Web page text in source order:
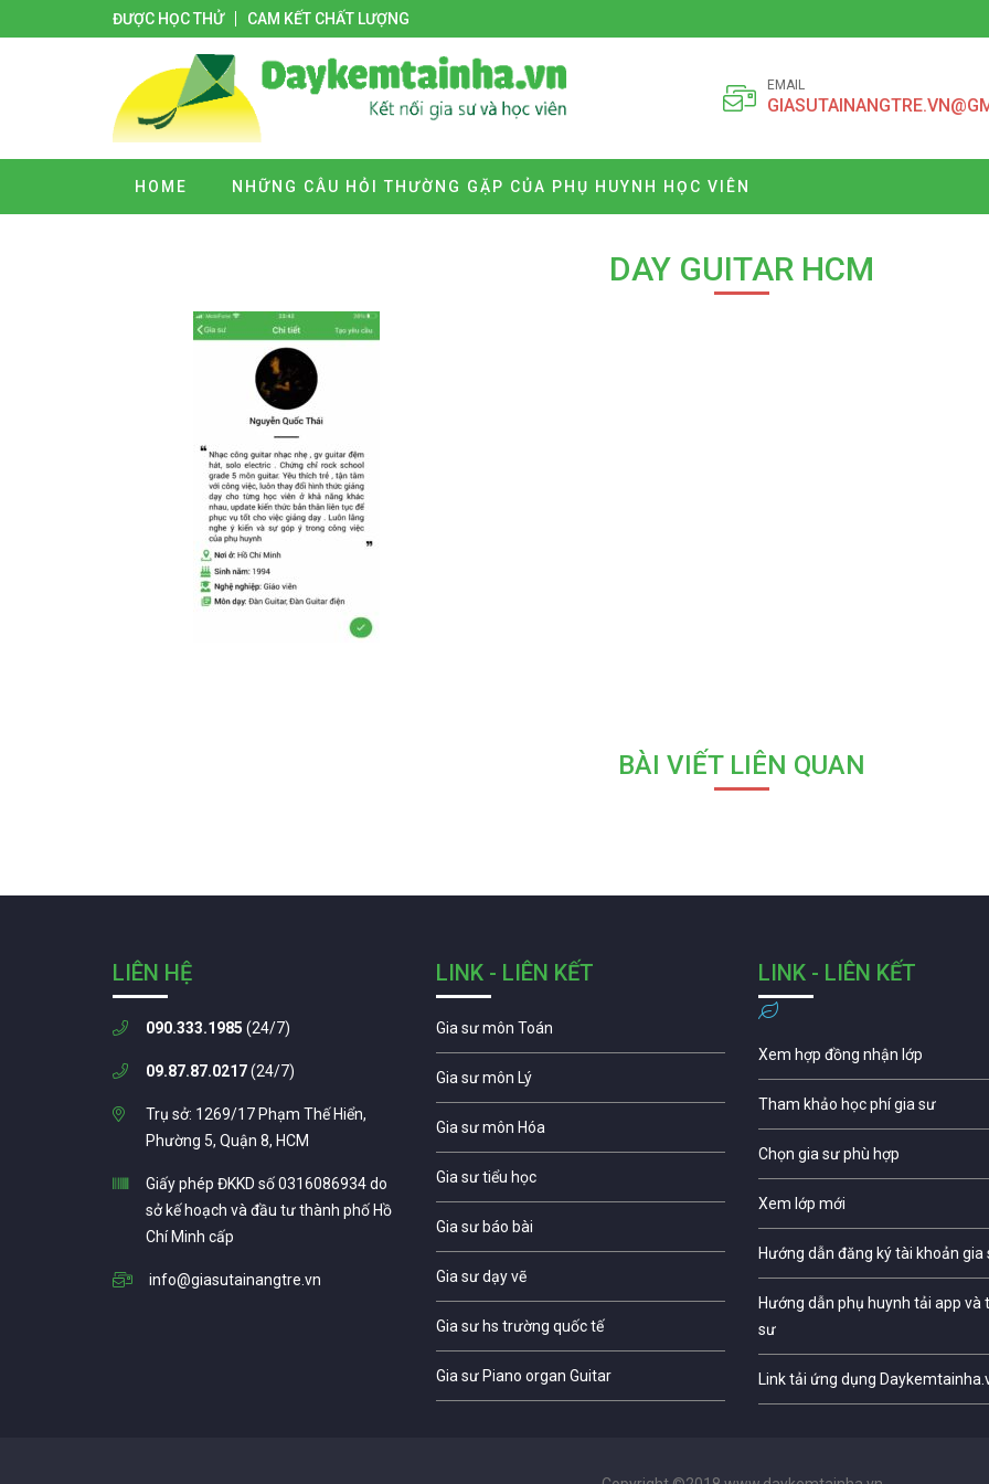
ĐƯỢC HỌC THỬ CAM KẾT CHẤT LƯỢNG
EMAIL
HOME NHỮNG CÂU HỎI THƯỜNG GẶP CỦA PHỤ HUYNH HỌC VIÊN
DAY GUITAR HCM
BÀI VIẾT LIÊN QUAN
LIÊN HỆ
090.333.1985 (24/7)
09.87.87.0217(24/7)
Trụ sở: 1269/17 Phạm Thế Hiển,
Phường 5, Quận 8, HCM
Giấy phép ĐKKD số 0316086934 do
sở kế hoạch và đầu tư thành phố Hồ
Chí Minh cấp
info@giasutainangtre.vn
LINK - LIÊN KẾT
Gia sư môn Toán
Gia sư môn Lý
Gia sư môn Hóa
Gia sư tiểu học
Gia sư báo bài
Gia sư dạy vẽ
Gia sư hs trường quốc tế
Gia sư Piano organ Guitar
LINK - LIÊN KẾT
Xem hợp đồng nhận lớp
Tham khảo học phí gia sư
Chọn gia sư phù hợp
Xem lớp mới
Hướng dẫn đăng ký tài khoản gia
Hướng dẫn phụ huynh tải app và
sư
Link tải ứng dụng